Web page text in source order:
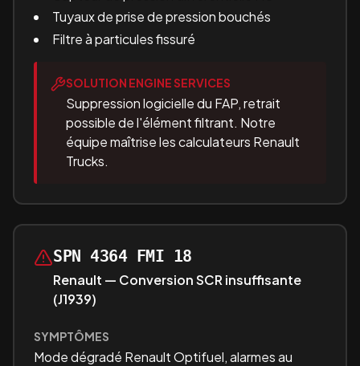
Tuyaux de prise de pression bouchés
Filtre à particules fissuré
SOLUTION ENGINE SERVICES
Suppression logicielle du FAP, retrait
possible de l'élément filtrant. Notre
équipe maîtrise les calculateurs Renault
Trucks.
SPN 4364 FMI 18
Renault — Conversion SCR insuffisante
(J1939)
SYMPTÔMES
Mode dégradé Renault Optifuel, alarmes au